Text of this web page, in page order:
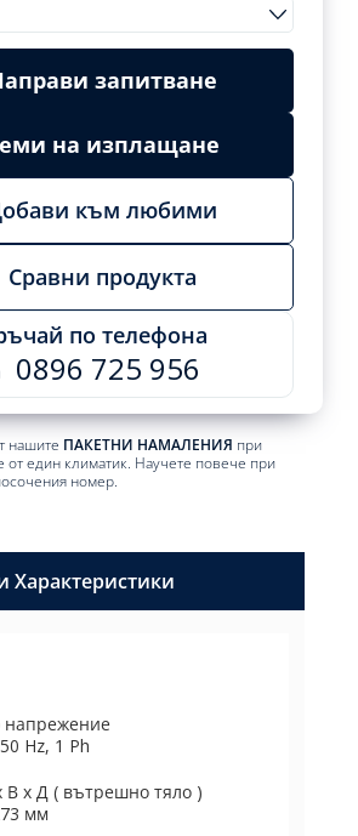
запитване
на изплащане
към любими
Сравни продукта
по телефона
0896 725 956
нашите ПАКЕТНИ НАМАЛЕНИЯ при
от един климатик. Научете повече при
номер.
Характеристики
Hz, 1 Ph
х Д ( вътрешно тяло )
мм